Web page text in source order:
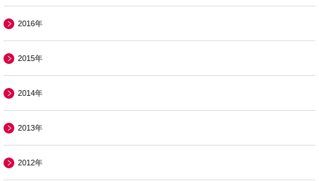
2016年
2015年
2014年
2013年
2012年